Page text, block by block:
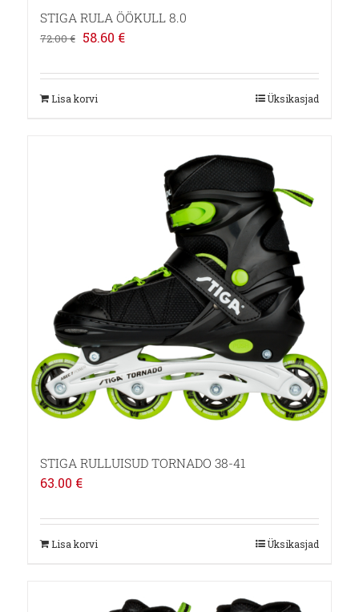
STIGA RULA ÖÖKULL 8.0
72.00€ Algne
oli:
72.00 €.
58.60 €Praegune
on:
Lisa korvi Üksikasjad
STIGA RULLUISUD TORNADO 38-41
63.00 €
Lisa korvi Üksikasjad